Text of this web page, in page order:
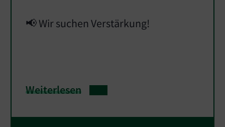
📢 Wir suchen Verstärkung!
Weiterlesen